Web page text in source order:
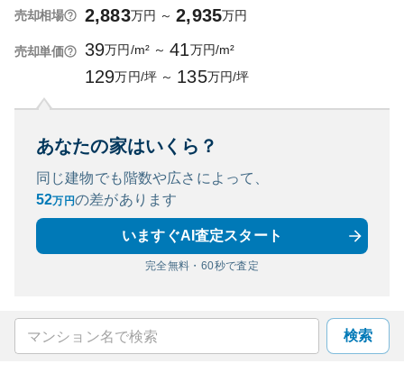
売却相場 2,883万円 ～ 2,935万円
売却単価 39万円/m² ～ 41万円/m²
129万円/坪 ～ 135万円/坪
あなたの家はいくら？
同じ建物でも階数や広さによって、
52万円の差があります
いますぐAI査定スタート
完全無料・60秒で査定
検索